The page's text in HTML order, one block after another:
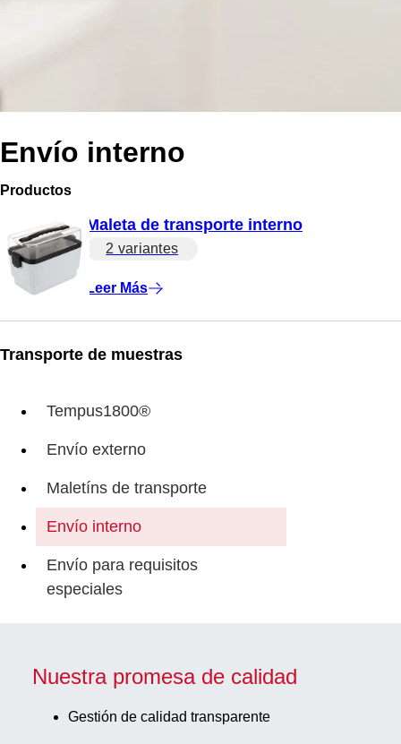
Envío interno
Transporte de muestras
Tempus1800®
Envío externo
Maletíns de transporte
Envío interno
Envío para requisitos
especiales
Productos
Maleta de transporte interno
2 variantes
Leer Más
Nuestra promesa de calidad
Gestión de calidad transparente